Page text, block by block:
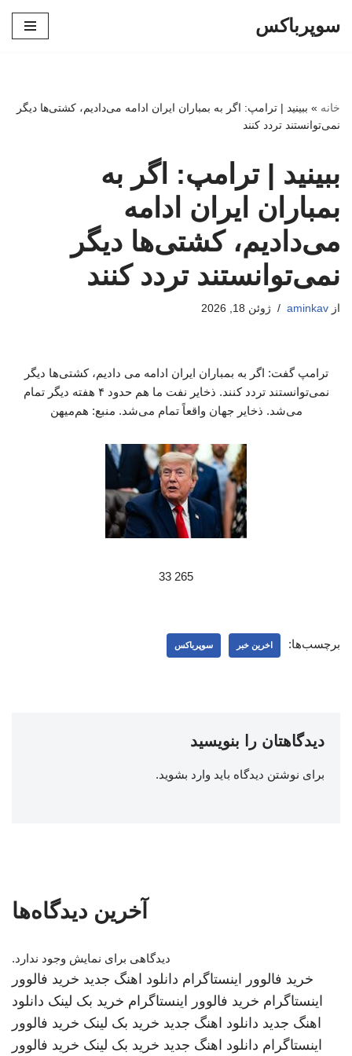
سوپرباکس
خانه » ببینید | ترامپ: اگر به بمباران ایران ادامه می‌دادیم، کشتی‌ها دیگر
نمی‌توانستند تردد کنند
ببینید | ترامپ: اگر به
بمباران ایران ادامه
می‌دادیم، کشتی‌ها دیگر
نمی‌توانستند تردد کنند
از aminkav ژوئن 18, 2026
ترامپ گفت: اگر به بمباران ایران ادامه می دادیم، کشتی‌ها دیگر
نمی‌توانستند تردد کنند. ذخایر نفت ما هم حدود ۴ هفته دیگر تمام
می‌شد. ذخایر جهان واقعاً تمام می‌شد. منبع: هم‌میهن
265 33
برچسب‌ها: اخرین خبر سوپرباکس
دیدگاهتان را بنویسید
برای نوشتن دیدگاه باید وارد بشوید.
آخرین دیدگاه‌ها
دیدگاهی برای نمایش وجود ندارد.
خرید فالوور اینستاگرام دانلود اهنگ جدید خرید فالوور
اینستاگرام خرید فالوور اینستاگرام خرید بک لینک دانلود
اهنگ جدید دانلود اهنگ جدید خرید بک لینک خرید فالوور
اینستاگرام دانلود اهنگ جدید خرید بک لینک خرید فالوور